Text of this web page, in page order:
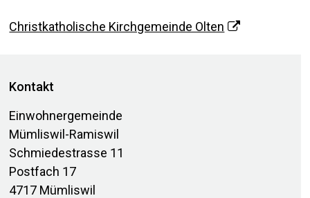
Christkatholische Kirchgemeinde Olten
Footer
Kontakt
Einwohnergemeinde
Mümliswil-Ramiswil
Schmiedestrasse 11
Postfach 17
4717 Mümliswil